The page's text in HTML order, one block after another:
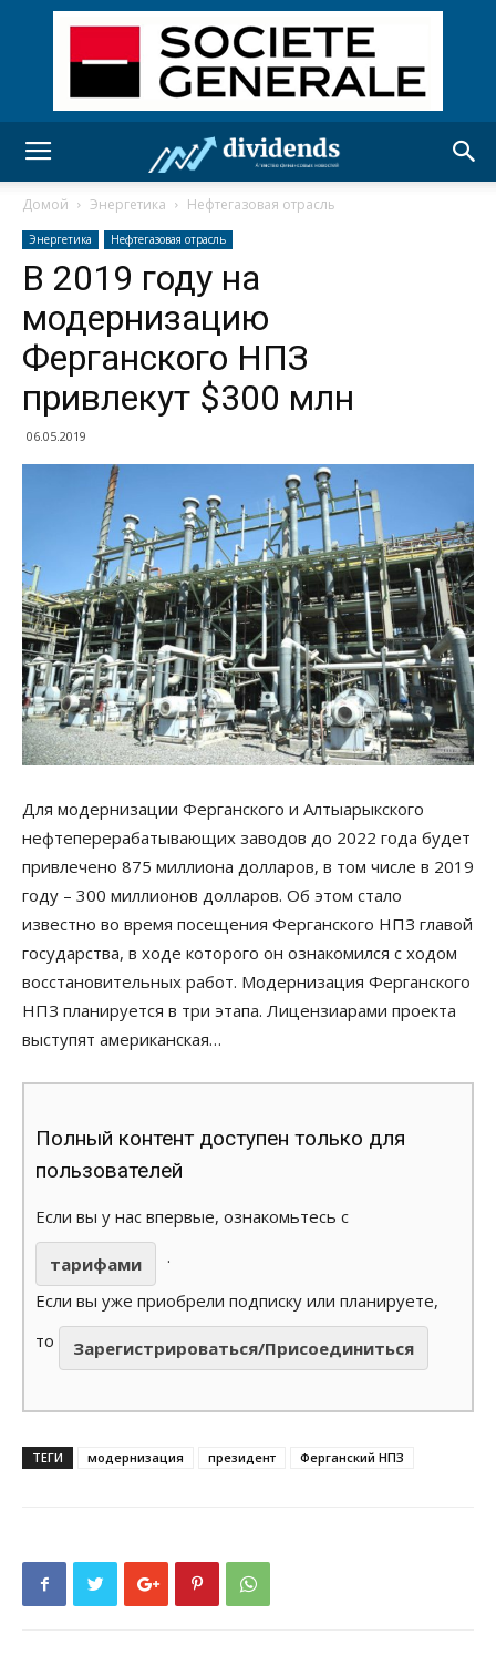
Домой Энергетика Нефтегазовая отрасль
Энергетика Нефтегазовая отрасль
В 2019 году на
модернизацию
Ферганского НПЗ
привлекут $300 млн
06.05.2019
Для модернизации Ферганского и Алтыарыкского
нефтеперерабатывающих заводов до 2022 года будет
привлечено 875 миллиона долларов, в том числе в 2019
году – 300 миллионов долларов. Об этом стало
известно во время посещения Ферганского НПЗ главой
государства, в ходе которого он ознакомился с ходом
восстановительных работ. Модернизация Ферганского
НПЗ планируется в три этапа. Лицензиарами проекта
выступят американская…
Полный контент доступен только для
пользователей
Если вы у нас впервые, ознакомьтесь с
тарифами
.
Если вы уже приобрели подписку или планируете,
то
Зарегистрироваться/Присоединиться
ТЕГИ модернизация президент Ферганский НПЗ